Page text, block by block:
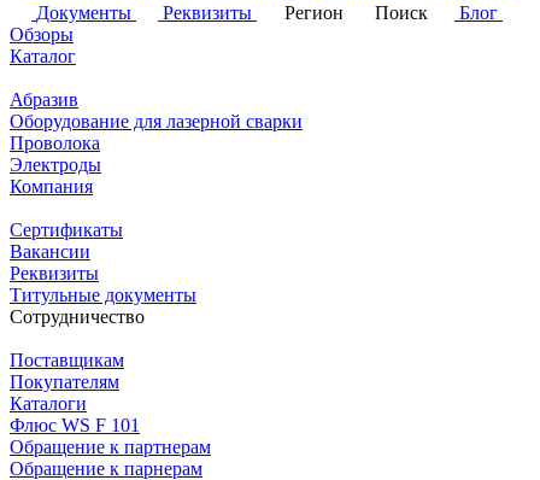
Документы
Реквизиты Регион Поиск
Блог
Обзоры
Каталог
Абразив
Оборудование для лазерной сварки
Проволока
Электроды
Компания
Сертификаты
Вакансии
Реквизиты
Титульные документы
Сотрудничество
Поставщикам
Покупателям
Каталоги
Флюс WS F 101
Обращение к партнерам
Обращение к парнерам